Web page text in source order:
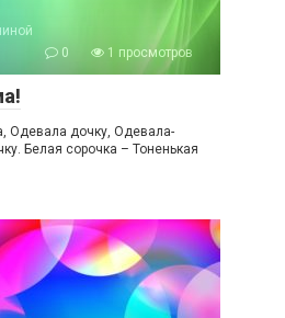
0
1 просмотров
Одевала дочку, Одевала-
Белая сорочка – Тоненькая